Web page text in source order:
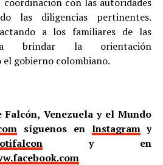
las diligencias pertinentes.
a los familiares de las
brindar la orientación
gobierno colombiano.
Falcón, Venezuela y el Mundo
síguenos en Instagramy
y en